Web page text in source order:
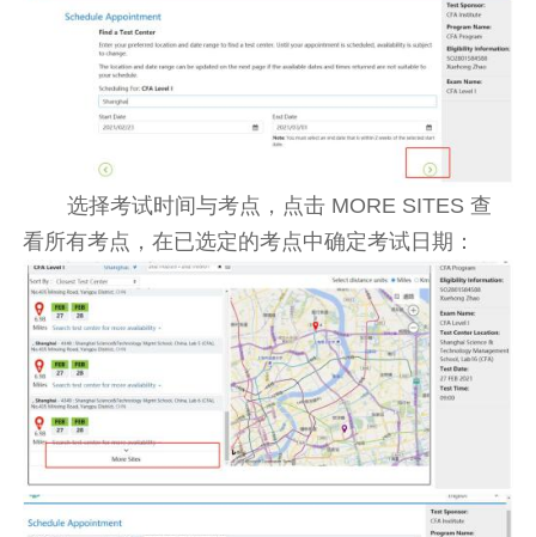
选择考试时间与考点，点击 MORE SITES 查
看所有考点，在已选定的考点中确定考试日期：